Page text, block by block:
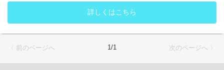
・成績証明書
・受付票（当社フォーマット）
〒541-0053 大阪市中央区本町4丁目1-13 御堂ビル2階
詳しくはこちら
〈 前のページへ 1/1 次のページへ 〉